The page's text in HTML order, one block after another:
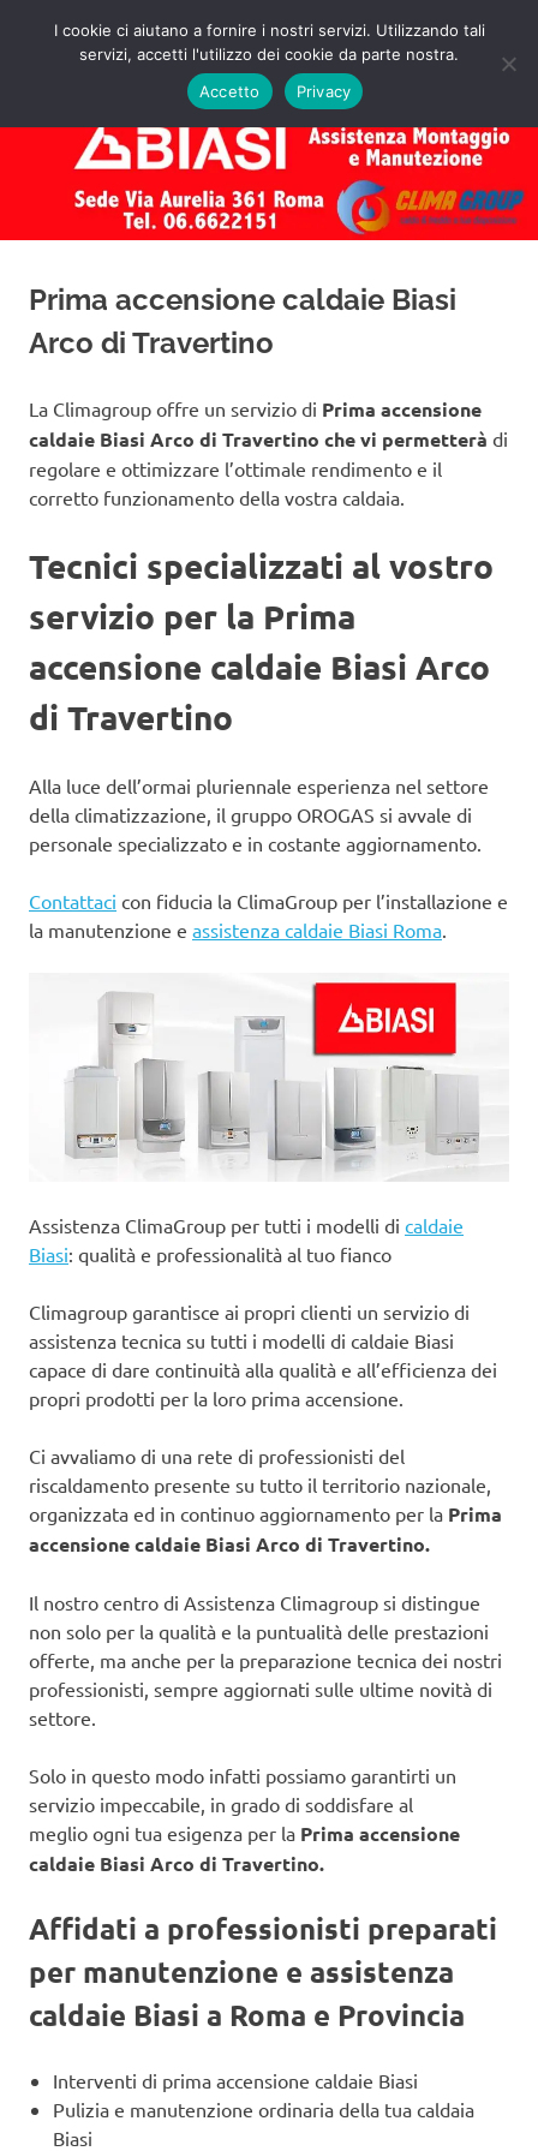
Assistenza
Caldaie
Biasi
Roma
Preventivo!
MENU
Prima accensione caldaie Biasi
Arco di Travertino
La Climagroup offre un servizio di Prima accensione
caldaie Biasi Arco di Travertino che vi permetterà di
regolare e ottimizzare l’ottimale rendimento e il
corretto funzionamento della vostra caldaia.
Tecnici specializzati al vostro
servizio per la Prima
accensione caldaie Biasi Arco
di Travertino
Alla luce dell’ormai pluriennale esperienza nel settore
della climatizzazione, il gruppo OROGAS si avvale di
personale specializzato e in costante aggiornamento.
Contattaci con fiducia la ClimaGroup per l’installazione e
la manutenzione e assistenza caldaie Biasi Roma.
Assistenza ClimaGroup per tutti i modelli di caldaie
Biasi: qualità e professionalità al tuo fianco
Climagroup garantisce ai propri clienti un servizio di
assistenza tecnica su tutti i modelli di caldaie Biasi
capace di dare continuità alla qualità e all’efficienza dei
propri prodotti per la loro prima accensione.
Ci avvaliamo di una rete di professionisti del
riscaldamento presente su tutto il territorio nazionale,
organizzata ed in continuo aggiornamento per la Prima
accensione caldaie Biasi Arco di Travertino.
Il nostro centro di Assistenza Climagroup si distingue
non solo per la qualità e la puntualità delle prestazioni
offerte, ma anche per la preparazione tecnica dei nostri
professionisti, sempre aggiornati sulle ultime novità di
settore.
Solo in questo modo infatti possiamo garantirti un
servizio impeccabile, in grado di soddisfare al
meglio ogni tua esigenza per la Prima accensione
caldaie Biasi Arco di Travertino.
Affidati a professionisti preparati
per manutenzione e assistenza
caldaie Biasi a Roma e Provincia
Interventi di prima accensione caldaie Biasi
Pulizia e manutenzione ordinaria della tua caldaia
Biasi
I cookie ci aiutano a fornire i nostri servizi. Utilizzando tali
servizi, accetti l'utilizzo dei cookie da parte nostra.
Accetto
Privacy